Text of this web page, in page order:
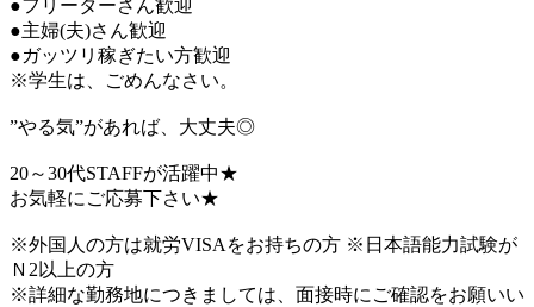
●フリーターさん歓迎
●主婦(夫)さん歓迎
●ガッツリ稼ぎたい方歓迎
※学生は、ごめんなさい。
”やる気”があれば、大丈夫◎
20～30代STAFFが活躍中★
お気軽にご応募下さい★
※外国人の方は就労VISAをお持ちの方 ※日本語能力試験が
Ｎ2以上の方
※詳細な勤務地につきましては、面接時にご確認をお願いい